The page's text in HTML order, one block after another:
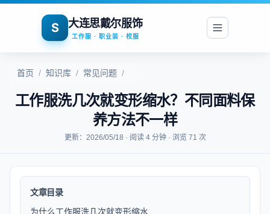
S 大连思戴尔服饰
工作服 · 职业装 · 校服
首页 / 知识库 / 常见问题 /
工作服洗几次就变形缩水？不同面料保
养方法不一样
更新：2026/05/18 · 阅读 4 分钟 · 浏览 71 次
文章目录
为什么工作服洗几次就变形缩水